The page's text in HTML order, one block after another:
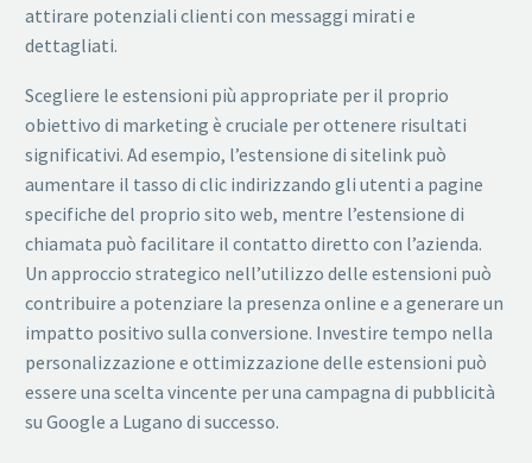
attirare potenziali clienti con messaggi mirati e
dettagliati.
Scegliere le estensioni più appropriate per il proprio
obiettivo di marketing è cruciale per ottenere risultati
significativi. Ad esempio, l’estensione di sitelink può
aumentare il tasso di clic indirizzando gli utenti a pagine
specifiche del proprio sito web, mentre l’estensione di
chiamata può facilitare il contatto diretto con l’azienda.
Un approccio strategico nell’utilizzo delle estensioni può
contribuire a potenziare la presenza online e a generare un
impatto positivo sulla conversione. Investire tempo nella
personalizzazione e ottimizzazione delle estensioni può
essere una scelta vincente per una campagna di pubblicità
su Google a Lugano di successo.